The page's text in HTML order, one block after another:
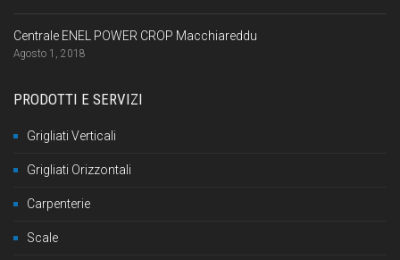
Centrale ENEL POWER CROP Macchiareddu
Agosto 1, 2018
PRODOTTI E SERVIZI
Grigliati Verticali
Grigliati Orizzontali
Carpenterie
Scale